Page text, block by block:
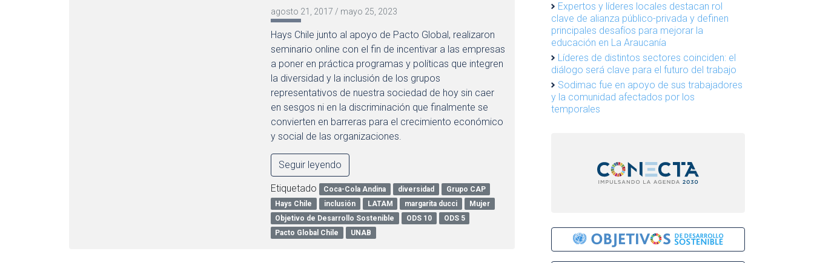
agosto 21, 2017 / mayo 25, 2023
Hays Chile junto al apoyo de Pacto Global, realizaron
seminario online con el fin de incentivar a las empresas
a poner en práctica programas y políticas que integren
la diversidad y la inclusión de los grupos
representativos de nuestra sociedad de hoy sin caer
en sesgos ni en la discriminación que finalmente se
convierten en barreras para el crecimiento económico
y social de las organizaciones.
Seguir leyendo
Etiquetado Coca-Cola Andina diversidad
Grupo CAP
Hays Chile
inclusión LATAM margarita ducci
Mujer
Objetivo de Desarrollo Sostenible
ODS 10
ODS 5
Pacto Global Chile
UNAB
Expertos y líderes locales destacan rol
clave de alianza público-privada y definen
principales desafíos para mejorar la
educación en La Araucanía
Líderes de distintos sectores coinciden: el
diálogo será clave para el futuro del trabajo
Sodimac fue en apoyo de sus trabajadores
y la comunidad afectados por los
temporales